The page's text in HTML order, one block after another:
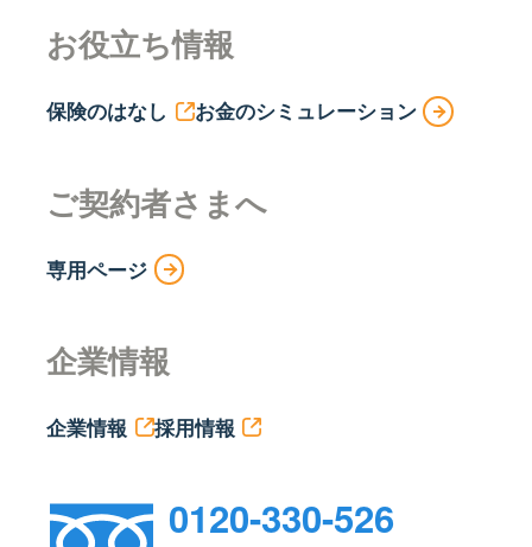
お役立ち情報
保険のはなし お金のシミュレーション
ご契約者さまへ
専用ページ
企業情報
企業情報 採用情報
0120-330-526